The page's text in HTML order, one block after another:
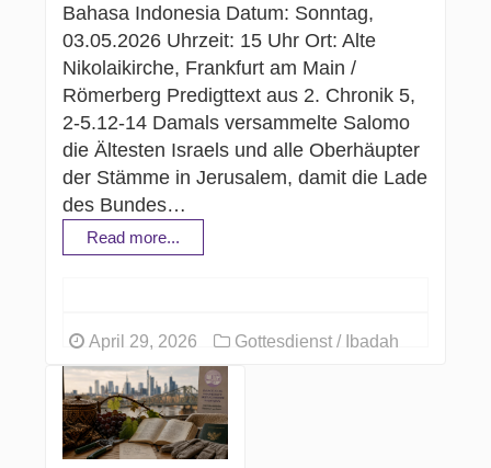
Bahasa Indonesia Datum: Sonntag,
03.05.2026 Uhrzeit: 15 Uhr Ort: Alte
Nikolaikirche, Frankfurt am Main /
Römerberg Predigttext aus 2. Chronik 5,
2-5.12-14 Damals versammelte Salomo
die Ältesten Israels und alle Oberhäupter
der Stämme in Jerusalem, damit die Lade
des Bundes…
Read more...
April 29, 2026 Gottesdienst / Ibadah